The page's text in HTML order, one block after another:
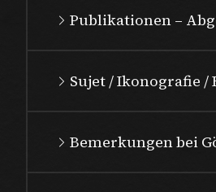
Publikationen –
Sujet / Ikonografie /
Bemerkungen bei